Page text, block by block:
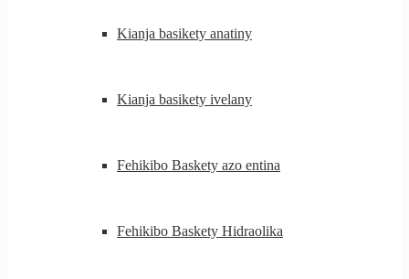
Kianja basikety anatiny
Kianja basikety ivelany
Fehikibo Baskety azo entina
Fehikibo Baskety Hidraolika